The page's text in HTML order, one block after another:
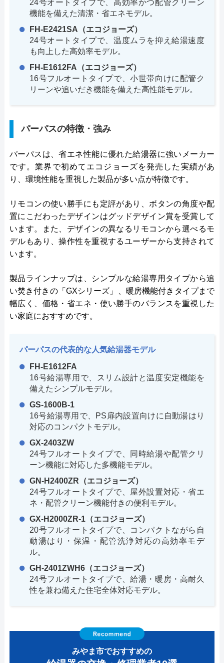
24号オートタイプで、高効率かつ配管クリーン
機能を備えた清潔・省エネモデル。
FH-E2421SA（エコジョーズ）
24号オートタイプで、温度ムラを抑え給湯速度
も向上した高効率モデル。
FH-E1612FA（エコジョーズ）
16号フルオートタイプで、小世帯向けに配管ク
リーンや追いだき機能を備えた高性能モデル。
パーパスの特徴・強み
パーパスは、省エネ性能に優れた給湯器に強いメーカー
です。業界で初めてエコジョーズを発売した実績があ
り、環境性能を重視した製品が多い点が特徴です。
リモコンの使い勝手にも定評があり、ボタンの角度や配
置にこだわったデザインはグッドデザイン賞を受賞して
います。また、デザインの異なるリモコンから選べるモ
デルもあり、操作性を重視するユーザーから支持されて
います。
製品ラインナップは、シンプルな給湯専用タイプから追
い焚き付きの「GXシリーズ」、暖房機能付きタイプまで
幅広く、価格・省エネ・使い勝手のバランスを重視した
い家庭におすすめです。
パーパスの代表的な人気給湯器モデル
FH-E1612FA
16号給湯専用で、スリム設計と温度安定機能を
備えたシンプルモデル。
GS-1600B-1
16号給湯専用で、PS扉内設置向けに自動湯はり
対応のコンパクトモデル。
GX-2403ZW
24号フルオートタイプで、同時給湯や配管クリ
ーン機能に対応した多機能モデル。
GN-H2400ZR（エコジョーズ）
24号フルオートタイプで、屋外設置対応・省エ
ネ・配管クリーン機能付きの便利モデル。
GX-H2000ZR-1（エコジョーズ）
20号フルオートタイプで、コンパクトながら自
動湯はり・保温・配管洗浄対応の高効率モデ
ル。
GH-2401ZWH6（エコジョーズ）
24号フルオートタイプで、給湯・暖房・高耐久
性を兼ね備えた住宅全体対応モデル。
みやま市でおすすめの